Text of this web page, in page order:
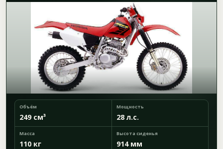
Объём
249 см³
Мощность
28 л.с.
Масса
110 кг
Высота сиденья
914 мм